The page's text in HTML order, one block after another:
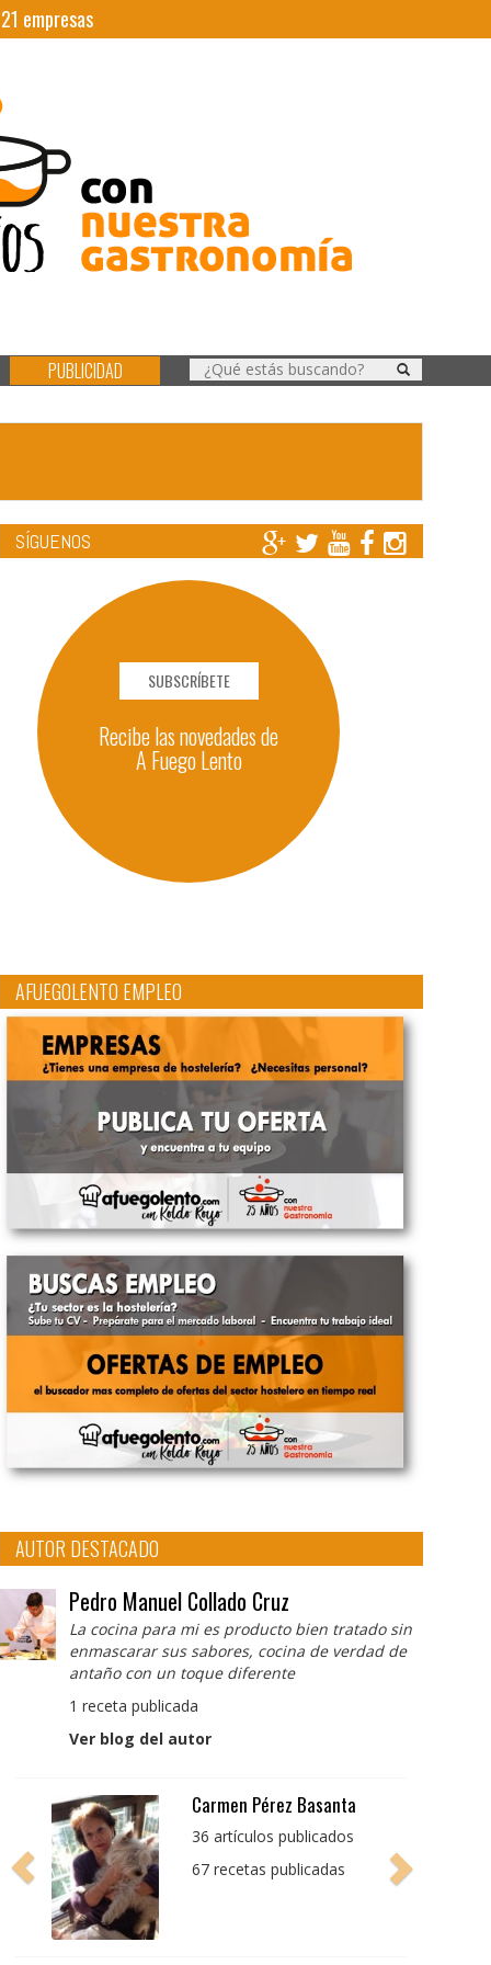
21 empresas
PUBLICIDAD
SÍGUENOS
SUBSCRÍBETE
Recibe las novedades de
A Fuego Lento
AFUEGOLENTO EMPLEO
AUTOR DESTACADO
Pedro Manuel Collado Cruz
La cocina para mi es producto bien tratado sin
enmascarar sus sabores, cocina de verdad de
antaño con un toque diferente
1 receta publicada
Ver blog del autor
Pedro Manuel Collado
Cruz
producto bien tratado